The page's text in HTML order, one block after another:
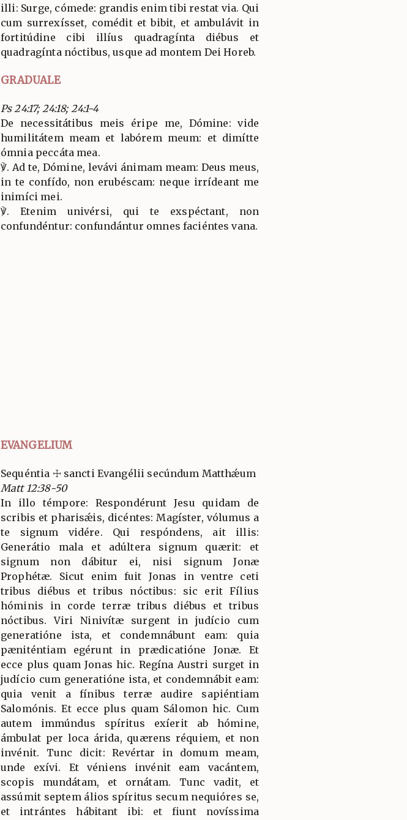
illi: Surge, cómede: grandis enim tibi restat via. Qui
cum surrexísset, comédit et bibit, et ambulávit in
fortitúdine cibi illíus quadragínta diébus et
quadragínta nóctibus, usque ad montem Dei Horeb.
GRADUALE
Ps 24:17; 24:18; 24:1-4
De necessitátibus meis éripe me, Dómine: vide
humilitátem meam et labórem meum: et dimítte
ómnia peccáta mea.
℣. Ad te, Dómine, levávi ánimam meam: Deus meus,
in te confído, non erubéscam: neque irrídeant me
inimíci mei.
℣. Etenim univérsi, qui te exspéctant, non
confundéntur: confundántur omnes faciéntes vana.
EVANGELIUM
Sequéntia ☩ sancti Evangélii secúndum Matthǽum
Matt 12:38-50
In illo témpore: Respondérunt Jesu quidam de
scribis et pharisǽis, dicéntes: Magíster, vólumus a
te signum vidére. Qui respóndens, ait illis:
Generátio mala et adúltera signum quærit: et
signum non dábitur ei, nisi signum Jonæ
Prophétæ. Sicut enim fuit Jonas in ventre ceti
tribus diébus et tribus nóctibus: sic erit Fílius
hóminis in corde terræ tribus diébus et tribus
nóctibus. Viri Ninivítæ surgent in judício cum
generatióne ista, et condemnábunt eam: quia
pæniténtiam egérunt in prædicatióne Jonæ. Et
ecce plus quam Jonas hic. Regína Austri surget in
judício cum generatióne ista, et condemnábit eam:
quia venit a fínibus terræ audire sapiéntiam
Salomónis. Et ecce plus quam Sálomon hic. Cum
autem immúndus spíritus exíerit ab hómine,
ámbulat per loca árida, quærens réquiem, et non
invénit. Tunc dicit: Revértar in domum meam,
unde exívi. Et véniens invénit eam vacántem,
scopis mundátam, et ornátam. Tunc vadit, et
assúmit septem álios spíritus secum nequióres se,
et intrántes hábitant ibi: et fiunt novíssima